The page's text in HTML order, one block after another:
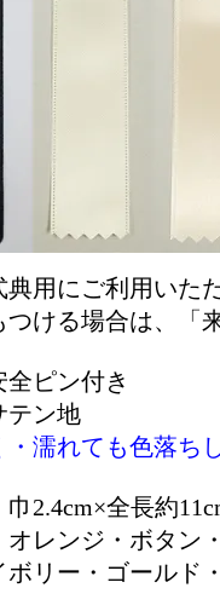
典用にご利用いた
つける場合は、「
ピン付き
テン地
・濡れても色落ち
2.4cm×全長約
オレンジ・ボタン
ボリー・ゴールド